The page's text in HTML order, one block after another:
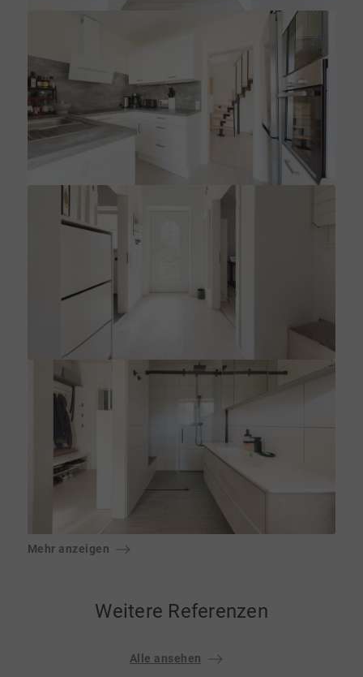
Mehr anzeigen
Weitere Referenzen
Alle ansehen